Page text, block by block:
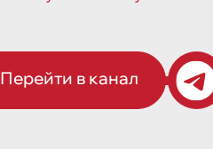
Перейти в канал